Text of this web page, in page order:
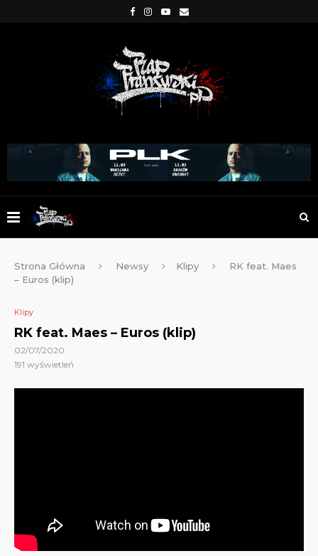
Strona Główna Newsy Klipy
RK feat. Maes
– Euros (klip)
Klipy
RK feat. Maes – Euros (klip)
02/07/2020
191 wyświetleń